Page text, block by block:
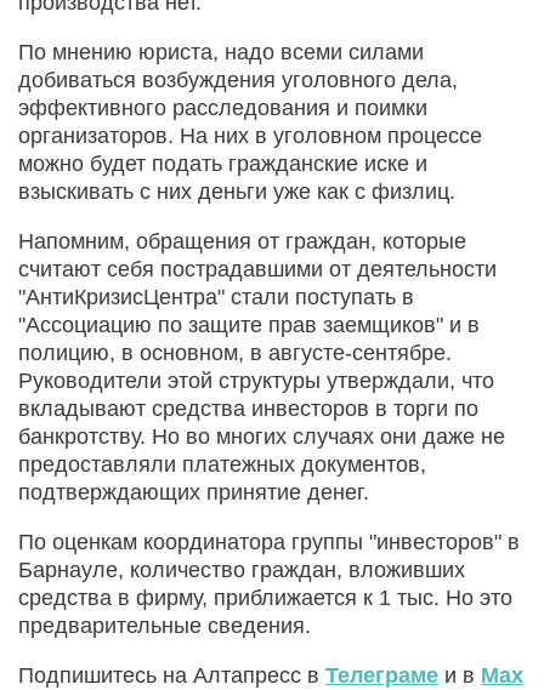
По мнению юриста, надо всеми силами
добиваться возбуждения уголовного дела,
эффективного расследования и поимки
организаторов. На них в уголовном процессе
можно будет подать гражданские иске и
взыскивать с них деньги уже как с физлиц.
Напомним, обращения от граждан, которые
считают себя пострадавшими от деятельности
"АнтиКризисЦентра" стали поступать в
"Ассоциацию по защите прав заемщиков" и в
полицию, в основном, в августе-сентябре.
Руководители этой структуры утверждали, что
вкладывают средства инвесторов в торги по
банкротству. Но во многих случаях они даже не
предоставляли платежных документов,
подтверждающих принятие денег.
По оценкам координатора группы "инвесторов" в
Барнауле, количество граждан, вложивших
средства в фирму, приближается к 1 тыс. Но это
предварительные сведения.
Подпишитесь на Алтапресс в Телеграме и в Max